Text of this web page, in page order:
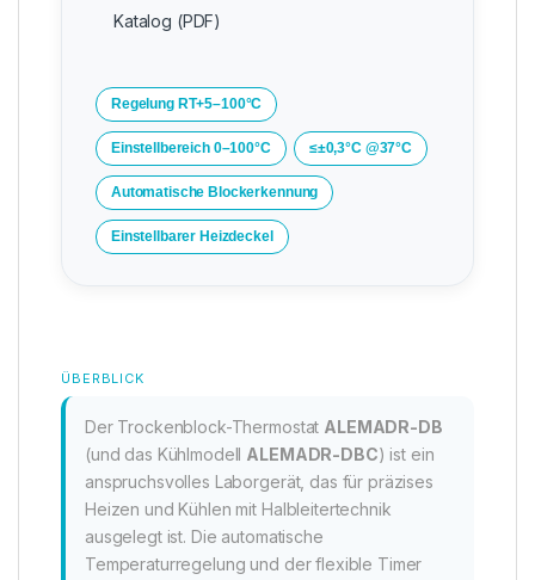
Katalog (PDF)
Regelung RT+5–100°C
Einstellbereich 0–100°C ≤±0,3°C @37°C
Automatische Blockerkennung
Einstellbarer Heizdeckel
ÜBERBLICK
Der Trockenblock-Thermostat ALEMADR-DB
(und das Kühlmodell ALEMADR-DBC) ist ein
anspruchsvolles Laborgerät, das für präzises
Heizen und Kühlen mit Halbleitertechnik
ausgelegt ist. Die automatische
Temperaturregelung und der flexible Timer